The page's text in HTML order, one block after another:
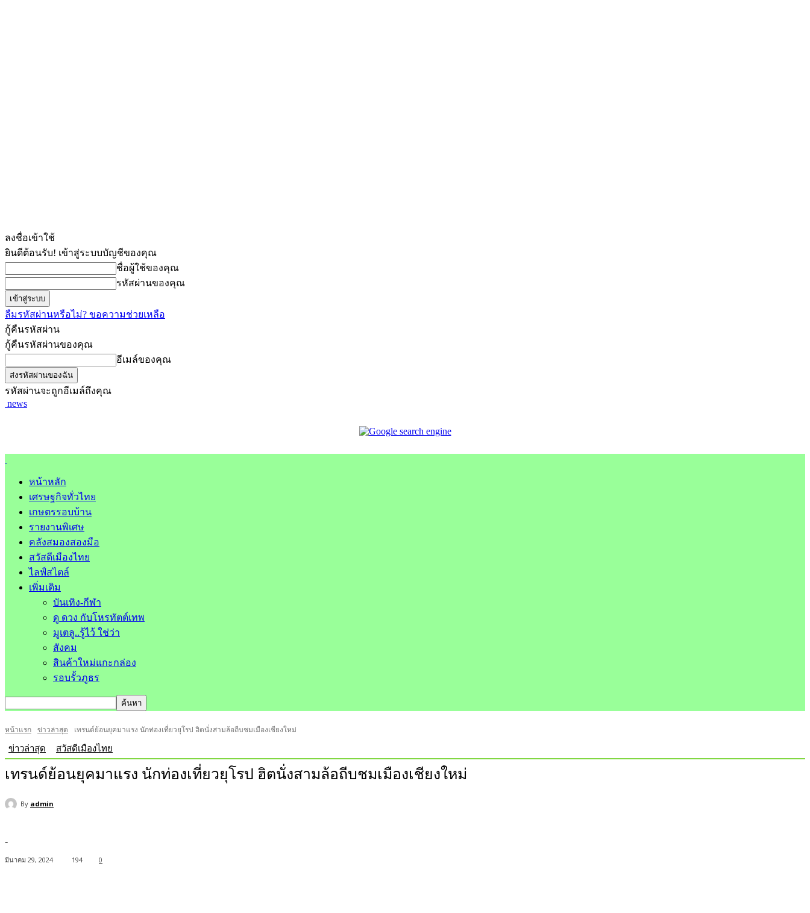
ลงชื่อเข้าใช้
ยินดีต้อนรับ! เข้าสู่ระบบบัญชีของคุณ
ชื่อผู้ใช้ของคุณ
รหัสผ่านของคุณ
ลืมรหัสผ่านหรือไม่? ขอความช่วยเหลือ
กู้คืนรหัสผ่าน
กู้คืนรหัสผ่านของคุณ
อีเมล์ของคุณ
รหัสผ่านจะถูกอีเมล์ถึงคุณ
news
หน้าหลัก
เศรษฐกิจทั่วไทย
เกษตรรอบบ้าน
รายงานพิเศษ
คลังสมองสองมือ
สวัสดีเมืองไทย
ไลฟ์สไตล์
เพิ่มเติม
บันเทิง-กีฬา
ดู ดวง กับโหรทัตต์เทพ
มูเตลู..รู้ไว้ ใช่ว่า
สังคม
สินค้าใหม่แกะกล่อง
รอบรั้วภูธร
หน้าแรก ข่าวล่าสุด เทรนด์ย้อนยุคมาแรง นักท่องเที่ยวยุโรป ฮิตนั่งสามล้อถีบชมเมืองเชียงใหม่
ข่าวล่าสุด สวัสดีเมืองไทย
เทรนด์ย้อนยุคมาแรง นักท่องเที่ยวยุโรป ฮิตนั่งสามล้อถีบชมเมืองเชียงใหม่
By admin
-
มีนาคม 29, 2024 194 0